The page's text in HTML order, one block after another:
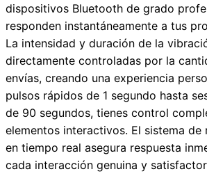
dispositivos Bluetooth de grado
responden instantáneamente a tus
La intensidad y duración de la
directamente controladas por la
envías, creando una experiencia
pulsos rápidos de 1 segundo hasta
de 90 segundos, tienes control
elementos interactivos. El sistema de
en tiempo real asegura respuesta
cada interacción genuina y